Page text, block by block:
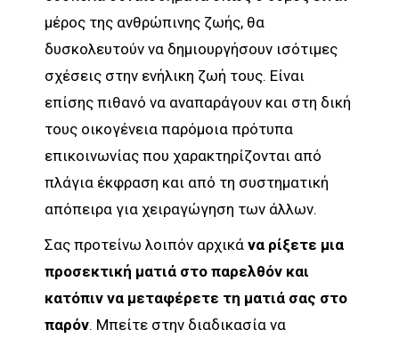
μέρος της ανθρώπινης ζωής, θα
δυσκολευτούν να δημιουργήσουν ισότιμες
σχέσεις στην ενήλικη ζωή τους. Είναι
επίσης πιθανό να αναπαράγουν και στη δική
τους οικογένεια παρόμοια πρότυπα
επικοινωνίας που χαρακτηρίζονται από
πλάγια έκφραση και από τη συστηματική
απόπειρα για χειραγώγηση των άλλων.
Σας προτείνω λοιπόν αρχικά να ρίξετε μια
προσεκτική ματιά στο παρελθόν και
κατόπιν να μεταφέρετε τη ματιά σας στο
παρόν. Μπείτε στην διαδικασία να